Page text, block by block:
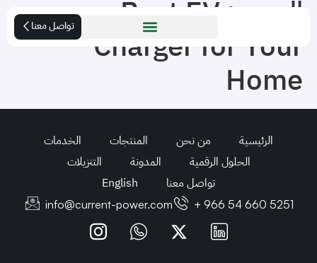
تواصل معنا الوسم: Best EV
Charger for Your
Home
الرئيسية من نحن المنتجات
الخدمات
الحلول الرقمية
المدونة
التنزيلات
تواصل معنا
English
info@current-power.com + 966 54 660 5251